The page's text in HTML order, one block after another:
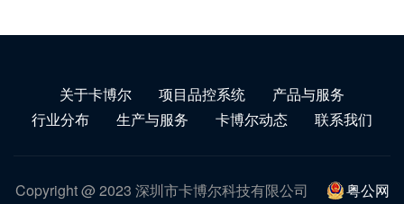
关于卡博尔 项目品控系统
产品与服务
行业分布
生产与服务 卡博尔动态 联系我们
Copyright @ 2023 深圳市卡博尔科技有限公司
粤公网